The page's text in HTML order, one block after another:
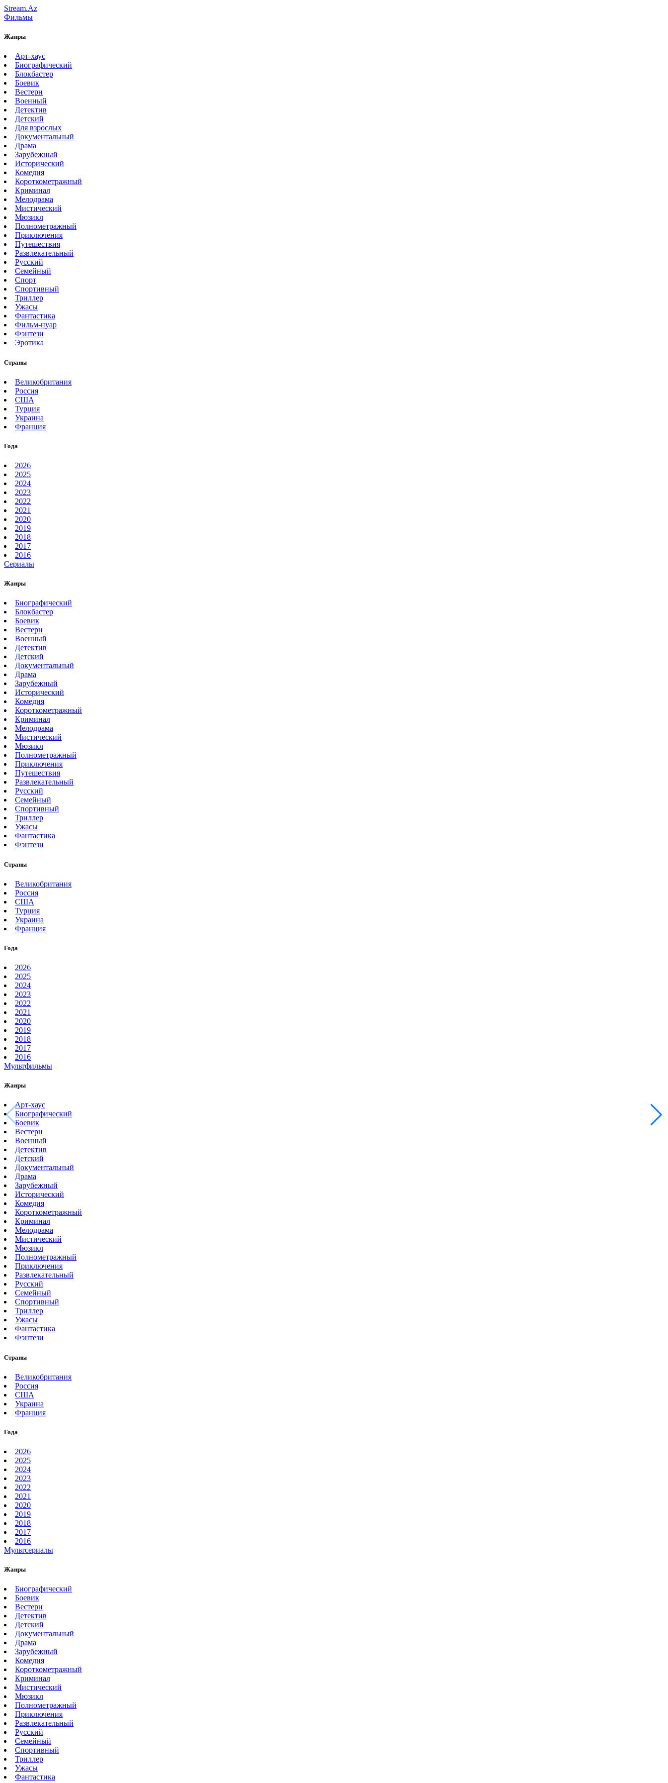
Stream.Az
Фильмы
Жанры
Арт-хаус
Биографический
Блокбастер
Боевик
Вестерн
Военный
Детектив
Детский
Для взрослых
Документальный
Драма
Зарубежный
Исторический
Комедия
Короткометражный
Криминал
Мелодрама
Мистический
Мюзикл
Полнометражный
Приключения
Путешествия
Развлекательный
Русский
Семейный
Спорт
Спортивный
Триллер
Ужасы
Фантастика
Фильм-нуар
Фэнтези
Эротика
Страны
Великобритания
Россия
США
Турция
Украина
Франция
Года
2026
2025
2024
2023
2022
2021
2020
2019
2018
2017
2016
Сериалы
Жанры
Биографический
Блокбастер
Боевик
Вестерн
Военный
Детектив
Детский
Документальный
Драма
Зарубежный
Исторический
Комедия
Короткометражный
Криминал
Мелодрама
Мистический
Мюзикл
Полнометражный
Приключения
Путешествия
Развлекательный
Русский
Семейный
Спортивный
Триллер
Ужасы
Фантастика
Фэнтези
Страны
Великобритания
Россия
США
Турция
Украина
Франция
Года
2026
2025
2024
2023
2022
2021
2020
2019
2018
2017
2016
Мультфильмы
Жанры
Арт-хаус
Биографический
Боевик
Вестерн
Военный
Детектив
Детский
Документальный
Драма
Зарубежный
Исторический
Комедия
Короткометражный
Криминал
Мелодрама
Мистический
Мюзикл
Полнометражный
Приключения
Развлекательный
Русский
Семейный
Спортивный
Триллер
Ужасы
Фантастика
Фэнтези
Страны
Великобритания
Россия
США
Украина
Франция
Года
2026
2025
2024
2023
2022
2021
2020
2019
2018
2017
2016
Мультсериалы
Жанры
Биографический
Боевик
Вестерн
Детектив
Детский
Документальный
Драма
Зарубежный
Комедия
Короткометражный
Криминал
Мистический
Мюзикл
Полнометражный
Приключения
Развлекательный
Русский
Семейный
Спортивный
Триллер
Ужасы
Фантастика